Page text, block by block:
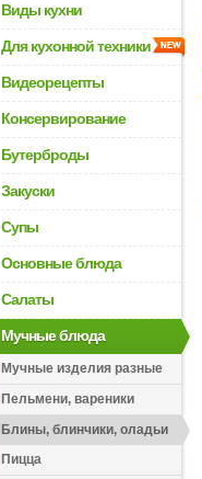
Виды кухни
Для кухонной техники
Видеорецепты
Консервирование
Бутерброды
Закуски
Супы
Основные блюда
Салаты
Мучные блюда
Мучные изделия разные
Пельмени, вареники
Блины, блинчики, оладьи
Пицца